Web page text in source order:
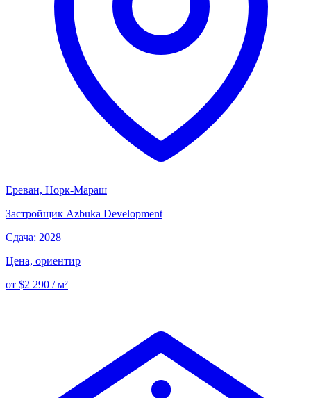
Ереван, Норк-Мараш
Застройщик Azbuka Development
Сдача: 2028
Цена, ориентир
от $2 290 / м²